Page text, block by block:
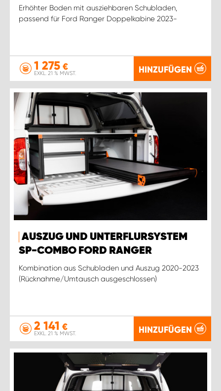
Erhöhter Boden mit ausziehbaren Schubladen,
passend für Ford Ranger Doppelkabine 2023-
1 275 €
EXKL. 21 % MWST. HINZUFÜGEN
AUSZUG UND UNTERFLURSYSTEM
SP-COMBO FORD RANGER
Kombination aus Schubladen und Auszug 2020-2023
(Rücknahme/Umtausch ausgeschlossen)
2 141 €
EXKL. 21 % MWST. HINZUFÜGEN